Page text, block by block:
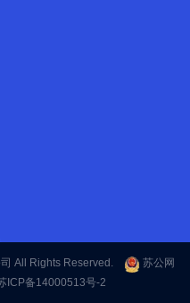
All Rights Reserved.
苏公网
ICP备14000513号-2